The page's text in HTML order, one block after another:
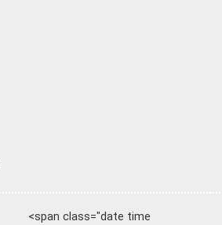
<span class="date time